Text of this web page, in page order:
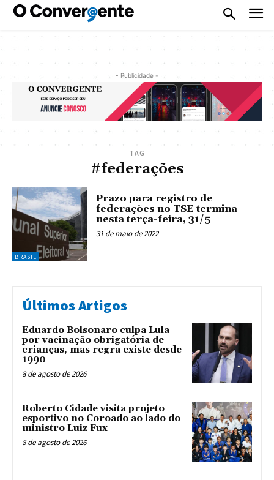
- Publicidade -
TAG
#federações
BRASIL
Prazo para registro de
federações no TSE termina
nesta terça-feira, 31/5
31 de maio de 2022
Últimos Artigos
Eduardo Bolsonaro culpa Lula
por vacinação obrigatória de
crianças, mas regra existe desde
1990
8 de agosto de 2026
Roberto Cidade visita projeto
esportivo no Coroado ao lado do
ministro Luiz Fux
8 de agosto de 2026